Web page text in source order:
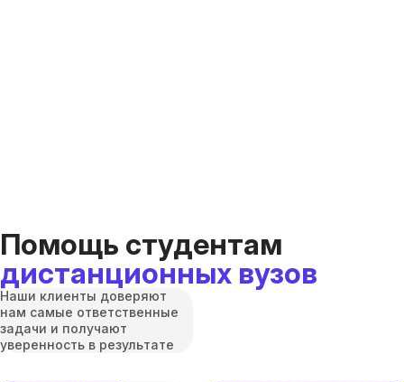
Помощь студентам
дистанционных вузов
Наши клиенты доверяют
нам самые ответственные
задачи и получают
уверенность в результате